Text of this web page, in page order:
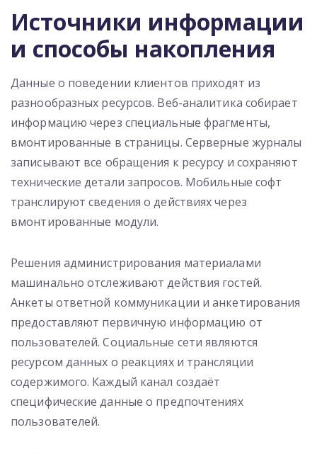
Источники информации
и способы накопления
Данные о поведении клиентов приходят из
разнообразных ресурсов. Веб-аналитика собирает
информацию через специальные фрагменты,
вмонтированные в страницы. Серверные журналы
записывают все обращения к ресурсу и сохраняют
технические детали запросов. Мобильные софт
транслируют сведения о действиях через
вмонтированные модули.
Решения администрирования материалами
машинально отслеживают действия гостей.
Анкеты ответной коммуникации и анкетирования
предоставляют первичную информацию от
пользователей. Социальные сети являются
ресурсом данных о реакциях и трансляции
содержимого. Каждый канал создаёт
специфические данные о предпочтениях
пользователей.